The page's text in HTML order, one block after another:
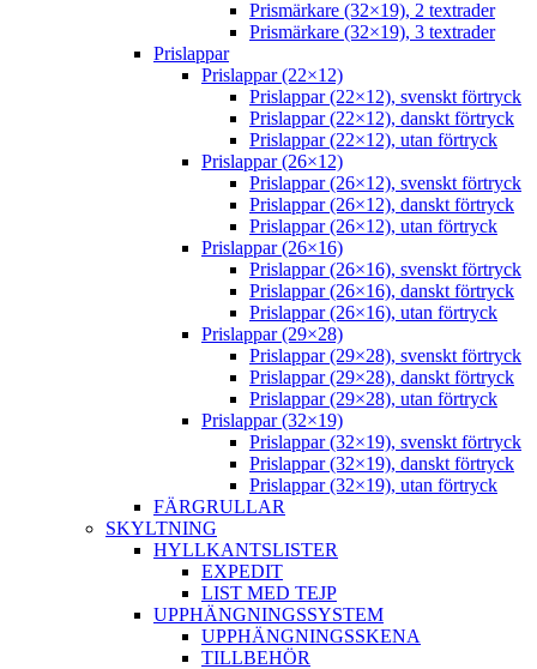
Prismärkare (32×19), 2 textrader
Prismärkare (32×19), 3 textrader
Prislappar
Prislappar (22×12)
Prislappar (22×12), svenskt förtryck
Prislappar (22×12), danskt förtryck
Prislappar (22×12), utan förtryck
Prislappar (26×12)
Prislappar (26×12), svenskt förtryck
Prislappar (26×12), danskt förtryck
Prislappar (26×12), utan förtryck
Prislappar (26×16)
Prislappar (26×16), svenskt förtryck
Prislappar (26×16), danskt förtryck
Prislappar (26×16), utan förtryck
Prislappar (29×28)
Prislappar (29×28), svenskt förtryck
Prislappar (29×28), danskt förtryck
Prislappar (29×28), utan förtryck
Prislappar (32×19)
Prislappar (32×19), svenskt förtryck
Prislappar (32×19), danskt förtryck
Prislappar (32×19), utan förtryck
FÄRGRULLAR
SKYLTNING
HYLLKANTSLISTER
EXPEDIT
LIST MED TEJP
UPPHÄNGNINGSSYSTEM
UPPHÄNGNINGSSKENA
TILLBEHÖR